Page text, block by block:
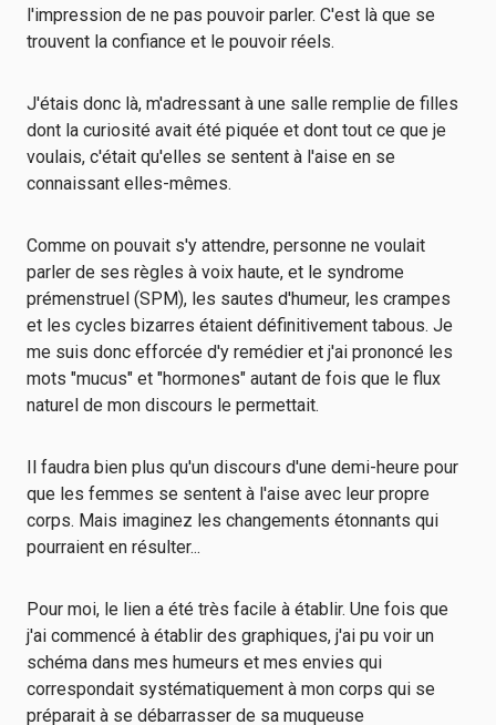
l'impression de ne pas pouvoir parler. C'est là que se
trouvent la confiance et le pouvoir réels.
J'étais donc là, m'adressant à une salle remplie de filles
dont la curiosité avait été piquée et dont tout ce que je
voulais, c'était qu'elles se sentent à l'aise en se
connaissant elles-mêmes.
Comme on pouvait s'y attendre, personne ne voulait
parler de ses règles à voix haute, et le syndrome
prémenstruel (SPM), les sautes d'humeur, les crampes
et les cycles bizarres étaient définitivement tabous. Je
me suis donc efforcée d'y remédier et j'ai prononcé les
mots "mucus" et "hormones" autant de fois que le flux
naturel de mon discours le permettait.
Il faudra bien plus qu'un discours d'une demi-heure pour
que les femmes se sentent à l'aise avec leur propre
corps. Mais imaginez les changements étonnants qui
pourraient en résulter...
Pour moi, le lien a été très facile à établir. Une fois que
j'ai commencé à établir des graphiques, j'ai pu voir un
schéma dans mes humeurs et mes envies qui
correspondait systématiquement à mon corps qui se
préparait à se débarrasser de sa muqueuse